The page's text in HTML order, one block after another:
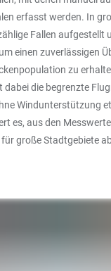
erfasst werden. In
Fallen aufgestellt
einen zuverlässigen
zu
die begrenzte
Windunterstützung
es, aus den
große Stadtgebiete